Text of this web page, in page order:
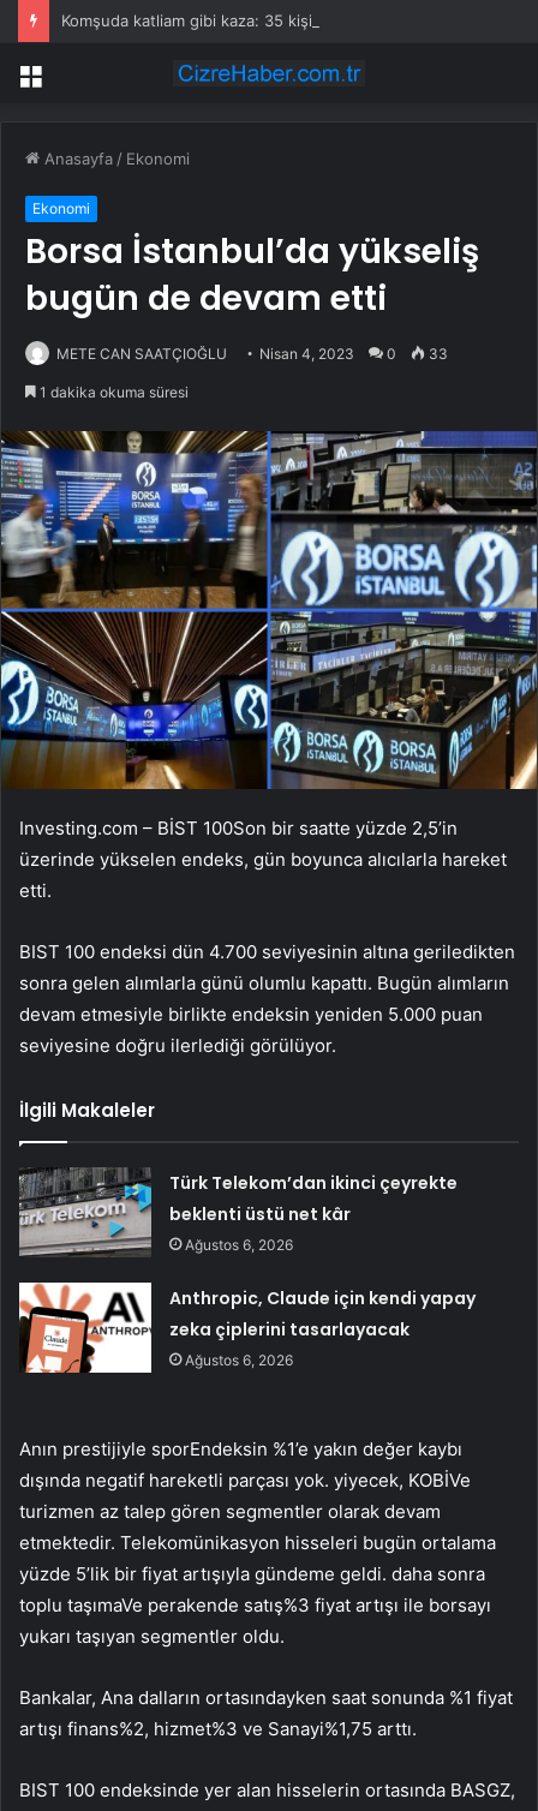
Komşuda katliam gibi kaza: 35 kişi öldü
Menü
Anasayfa / Ekonomi
Ekonomi
Borsa İstanbul’da yükseliş
bugün de devam etti
METE CAN SAATÇIOĞLU Nisan 4, 2023 0 33
1 dakika okuma süresi
Investing.com – BİST 100Son bir saatte yüzde 2,5’in
üzerinde yükselen endeks, gün boyunca alıcılarla hareket
etti.
BIST 100 endeksi dün 4.700 seviyesinin altına geriledikten
sonra gelen alımlarla günü olumlu kapattı. Bugün alımların
devam etmesiyle birlikte endeksin yeniden 5.000 puan
seviyesine doğru ilerlediği görülüyor.
İlgili Makaleler
Türk Telekom’dan ikinci çeyrekte
beklenti üstü net kâr
Ağustos 6, 2026
Anthropic, Claude için kendi yapay
zeka çiplerini tasarlayacak
Ağustos 6, 2026
Anın prestijiyle sporEndeksin %1’e yakın değer kaybı
dışında negatif hareketli parçası yok. yiyecek, KOBİVe
turizmen az talep gören segmentler olarak devam
etmektedir. Telekomünikasyon hisseleri bugün ortalama
yüzde 5’lik bir fiyat artışıyla gündeme geldi. daha sonra
toplu taşımaVe perakende satış%3 fiyat artışı ile borsayı
yukarı taşıyan segmentler oldu.
Bankalar, Ana dalların ortasındayken saat sonunda %1 fiyat
artışı finans%2, hizmet%3 ve Sanayi%1,75 arttı.
BIST 100 endeksinde yer alan hisselerin ortasında BASGZ,